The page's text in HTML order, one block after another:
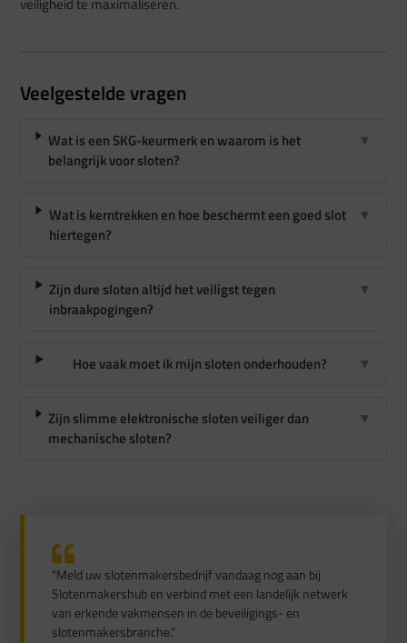
veiligheid te maximaliseren.
Veelgestelde vragen
Wat is een SKG-keurmerk en waarom is het
belangrijk voor sloten?
▼
Wat is kerntrekken en hoe beschermt een goed slot
hiertegen?
▼
Zijn dure sloten altijd het veiligst tegen
inbraakpogingen?
▼
Hoe vaak moet ik mijn sloten onderhouden? ▼
Zijn slimme elektronische sloten veiliger dan
mechanische sloten?
▼
"Meld uw slotenmakersbedrijf vandaag nog aan bij
Slotenmakershub en verbind met een landelijk netwerk
van erkende vakmensen in de beveiligings- en
slotenmakersbranche."